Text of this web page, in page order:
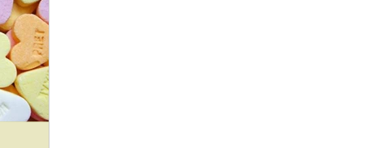
cultuur
19-corona